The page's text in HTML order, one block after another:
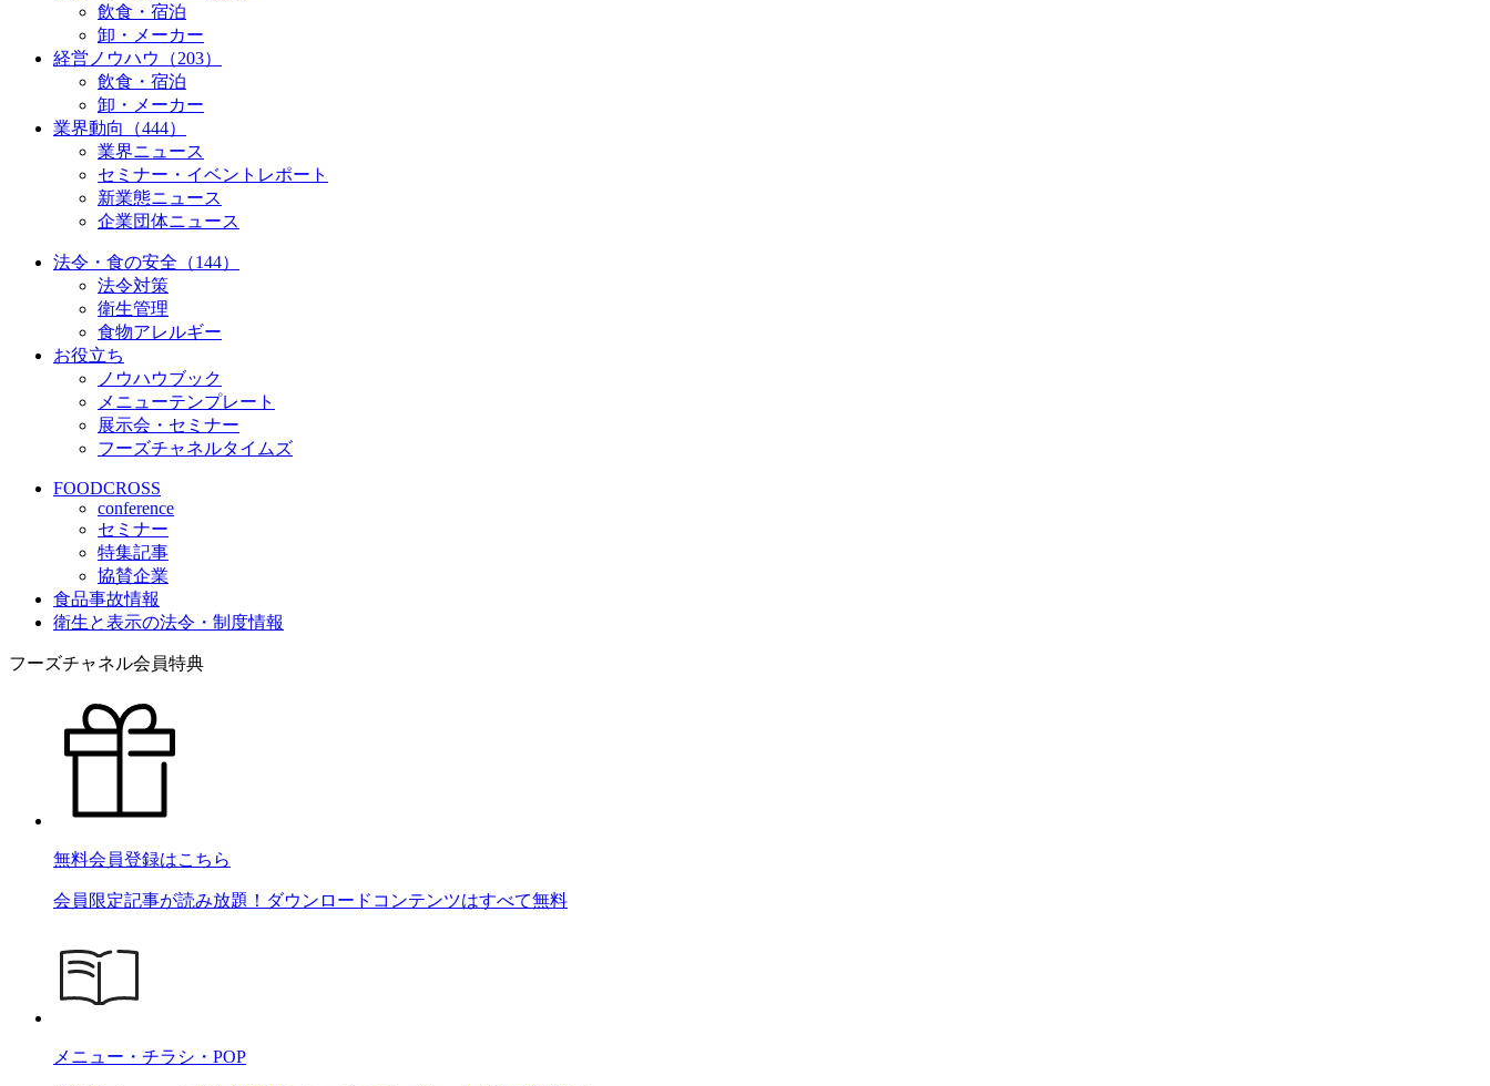
飲食・宿泊
卸・メーカー
経営ノウハウ（203）
飲食・宿泊
卸・メーカー
業界動向（444）
業界ニュース
セミナー・イベントレポート
新業態ニュース
企業団体ニュース
法令・食の安全（144）
法令対策
衛生管理
食物アレルギー
お役立ち
ノウハウブック
メニューテンプレート
展示会・セミナー
フーズチャネルタイムズ
FOODCROSS
conference
セミナー
特集記事
協賛企業
食品事故情報
衛生と表示の法令・制度情報
フーズチャネル会員特典
無料会員登録はこちら
会員限定記事が読み放題！ダウンロードコンテンツはすべて無料
メニュー・チラシ・POP